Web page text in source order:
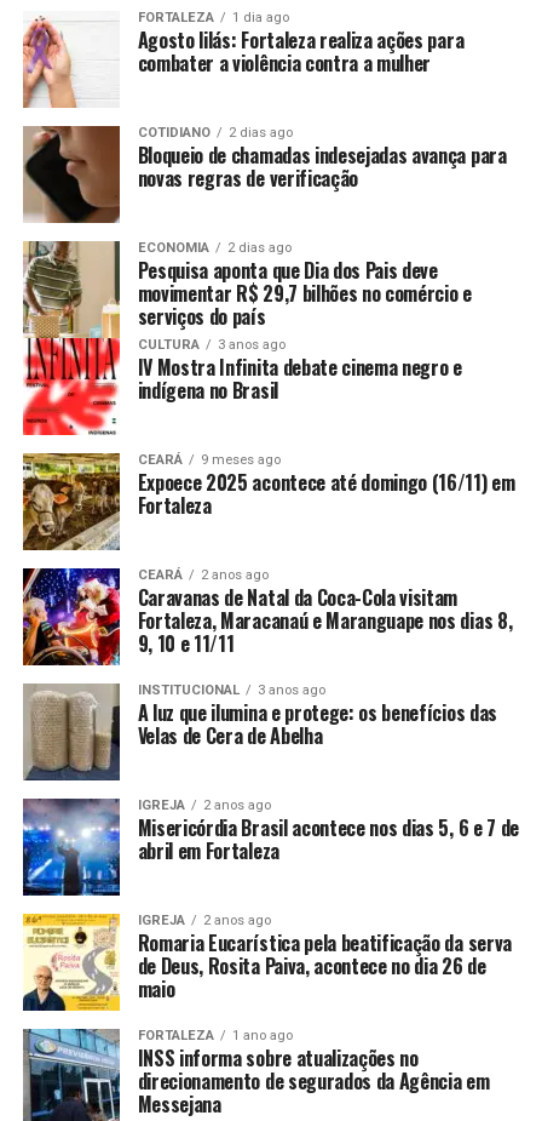
FORTALEZA 1 dia ago
Agosto lilás: Fortaleza realiza ações para
combater a violência contra a mulher
COTIDIANO 2 dias ago
Bloqueio de chamadas indesejadas avança para
novas regras de verificação
ECONOMIA 2 dias ago
Pesquisa aponta que Dia dos Pais deve
movimentar R$ 29,7 bilhões no comércio e
serviços do país
CULTURA 3 anos ago
IV Mostra Infinita debate cinema negro e
indígena no Brasil
CEARÁ 9 meses ago
Expoece 2025 acontece até domingo (16/11) em
Fortaleza
CEARÁ 2 anos ago
Caravanas de Natal da Coca-Cola visitam
Fortaleza, Maracanaú e Maranguape nos dias 8,
9, 10 e 11/11
INSTITUCIONAL 3 anos ago
A luz que ilumina e protege: os benefícios das
Velas de Cera de Abelha
IGREJA 2 anos ago
Misericórdia Brasil acontece nos dias 5, 6 e 7 de
abril em Fortaleza
IGREJA 2 anos ago
Romaria Eucarística pela beatificação da serva
de Deus, Rosita Paiva, acontece no dia 26 de
maio
FORTALEZA 1 ano ago
INSS informa sobre atualizações no
direcionamento de segurados da Agência em
Messejana